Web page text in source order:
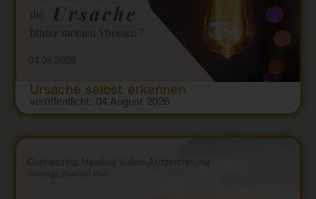
Ursache selbst erkennen
veröffentlicht: 04 August 2026